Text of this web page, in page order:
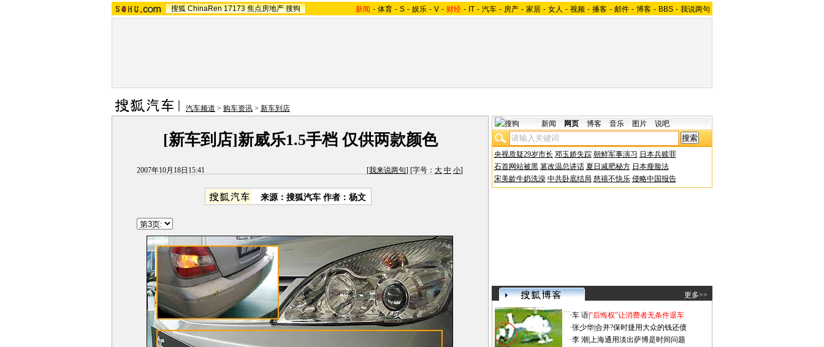
搜狐 ChinaRen 17173 焦点房地产 搜狗 新闻 - 体育 - S - 娱乐 - V - 财经 - IT - 汽车 - 房产 - 家居 - 女人 - 视频 - 播客 - 邮件 - 博客 - BBS - 我说两句
汽车频道 > 购车资讯 > 新车到店
[新车到店]新威乐1.5手档 仅供两款颜色
2007年10月18日15:41 [我来说两句] [字号： 大 中 小]
来源：搜狐汽车 作者：杨文
新闻 网页 博客 音乐 图片 说吧
央视质疑29岁市长 邓玉娇失踪 朝鲜军事演习 日本兵赎罪
石首网站被黑 篡改温总讲话 夏日减肥秘方 日本瘦脸法
宋美龄牛奶洗澡 中共卧底结局 慈禧不快乐 侵略中国报告
更多>>
·车 语|"后悔权"让消费者无条件退车
·张少华|合并?保时捷用大众的钱还债
·李 潮 上海通用淡出萨博是时间问题